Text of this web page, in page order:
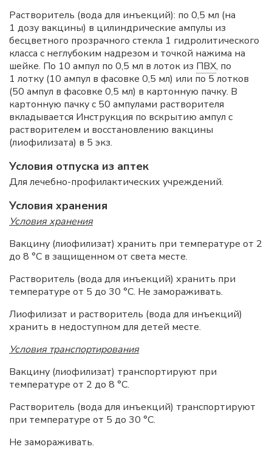
Растворитель (вода для инъекций): по 0,5 мл (на
1 дозу вакцины) в цилиндрические ампулы из
бесцветного прозрачного стекла 1 гидролитического
класса с неглубоким надрезом и точкой нажима на
шейке. По 10 ампул по 0,5 мл в лоток из ПВХ, по
1 лотку (10 ампул в фасовке 0,5 мл) или по 5 лотков
(50 ампул в фасовке 0,5 мл) в картонную пачку. В
картонную пачку с 50 ампулами растворителя
вкладывается Инструкция по вскрытию ампул с
растворителем и восстановлению вакцины
(лиофилизата) в 5 экз.
Условия отпуска из аптек
Для лечебно-профилактических учреждений.
Условия хранения
Условия хранения
Вакцину (лиофилизат) хранить при температуре от 2
до 8 °C в защищенном от света месте.
Растворитель (вода для инъекций) хранить при
температуре от 5 до 30 °C. Не замораживать.
Лиофилизат и растворитель (вода для инъекций)
хранить в недоступном для детей месте.
Условия транспортирования
Вакцину (лиофилизат) транспортируют при
температуре от 2 до 8 °C.
Растворитель (вода для инъекций) транспортируют
при температуре от 5 до 30 °C.
Не замораживать.